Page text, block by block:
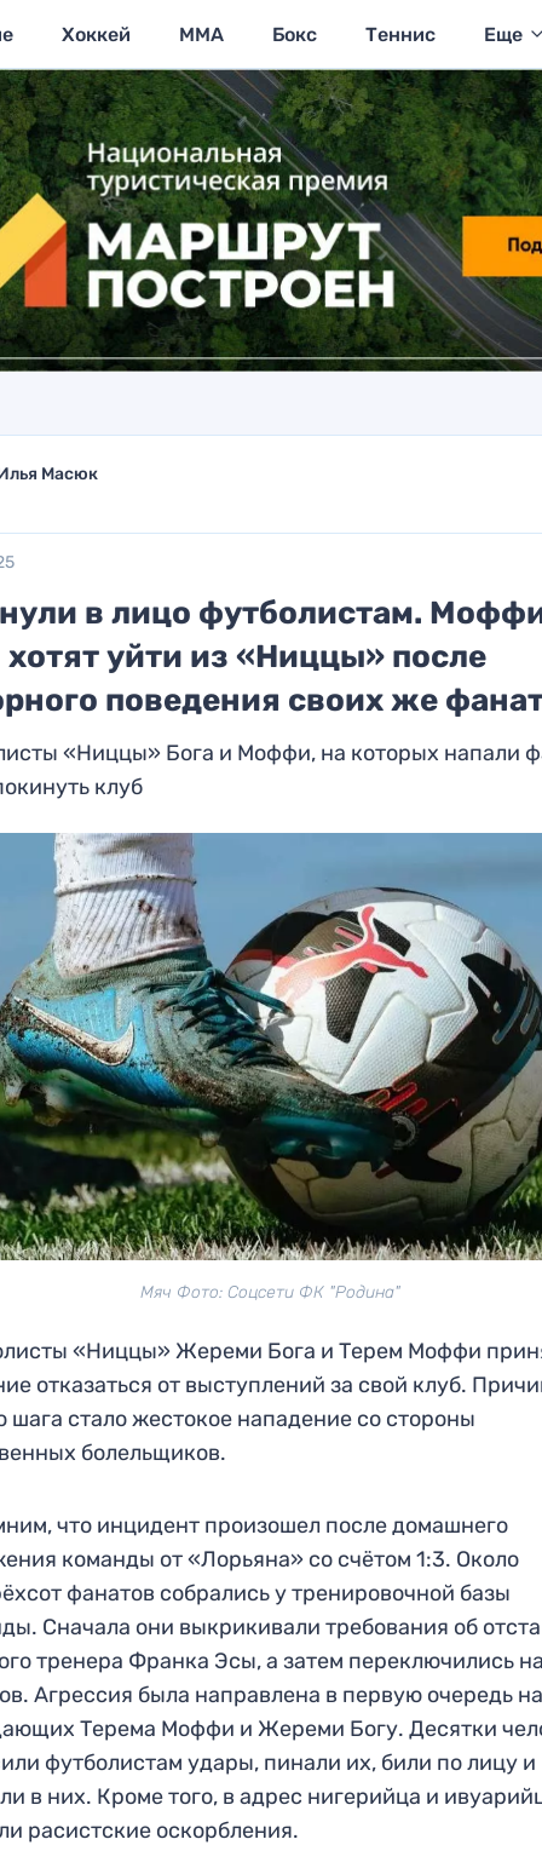
Хоккей MMA Бокс Теннис Еще
Масюк
в лицо футболистам.
хотят уйти из «Ниццы» после
поведения своих же
«Ниццы» Бога и Моффи, на которых напали
клуб
Мяч Фото: Соцсети ФК "Родина"
«Ниццы» Жереми Бога и Терем Моффи
отказаться от выступлений за свой клуб.
шага стало жестокое нападение со стороны
болельщиков.
что инцидент произошел после домашнего
команды от «Лорьяна» со счётом 1:3. Около
фанатов собрались у тренировочной базы
Сначала они выкрикивали требования об
тренера Франка Эсы, а затем переключились
Агрессия была направлена в первую очередь
Терема Моффи и Жереми Богу. Десятки
футболистам удары, пинали их, били по лицу и
в них. Кроме того, в адрес нигерийца и
расистские оскорбления.